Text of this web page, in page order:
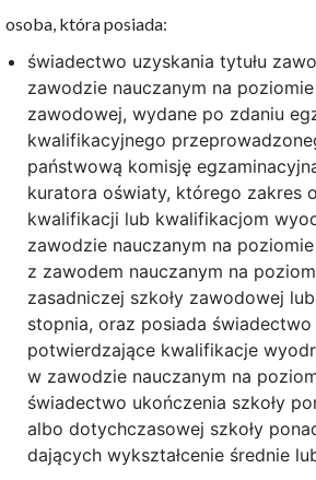
osoba, która posiada:
świadectwo uzyskania tytułu
zawodzie nauczanym na
zawodowej, wydane po zdaniu
kwalifikacyjnego
państwową komisję
kuratora oświaty, którego zakres
kwalifikacji lub kwalifikacjom
zawodzie nauczanym na
z zawodem nauczanym na
zasadniczej szkoły zawodowej
stopnia, oraz posiada
potwierdzające kwalifikacje
w zawodzie nauczanym na
świadectwo ukończenia szkoły
albo dotychczasowej szkoły
dających wykształcenie średnie